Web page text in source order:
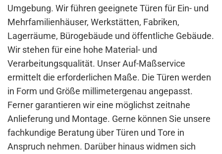
Umgebung. Wir führen geeignete Türen für Ein- und
Mehrfamilienhäuser, Werkstätten, Fabriken,
Lagerräume, Bürogebäude und öffentliche Gebäude.
Wir stehen für eine hohe Material- und
Verarbeitungsqualität. Unser Auf-Maßservice
ermittelt die erforderlichen Maße. Die Türen werden
in Form und Größe millimetergenau angepasst.
Ferner garantieren wir eine möglichst zeitnahe
Anlieferung und Montage. Gerne können Sie unsere
fachkundige Beratung über Türen und Tore in
Anspruch nehmen. Darüber hinaus widmen sich